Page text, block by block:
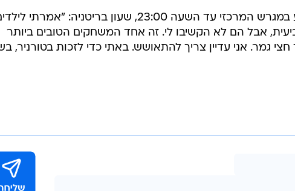
על הנוכחות של משפחתו ביציע במגרש המרכזי עד השעה 23:00, שעון בריטניה: "אמרתי
אבל הם לא הקשיבו לי. זה אחד המשחקים הטובים ביותר
גמר. אני עדיין צריך להתאושש. באתי כדי לזכות בטורניר,